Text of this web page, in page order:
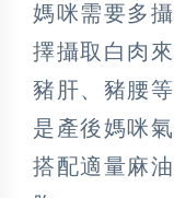
媽咪需要多
擇攝取白肉
豬肝、豬腰
是產後媽咪
搭配適量麻